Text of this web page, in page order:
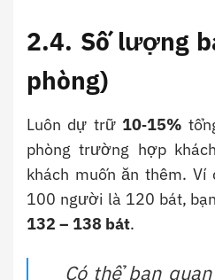
2.4. Số lượng
phòng)
Luôn dự trữ 10‑15%
phòng trường hợp
khách muốn ăn thêm.
100 người là 120 bát,
132 – 138 bát.
Có thể bạn